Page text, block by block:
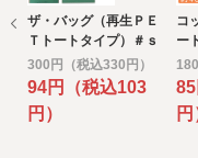
e) 個人情報の取扱いの
取得した個人情報の
とがあります。
その場合には、当社
ザ・バッグ（再生ＰＥ
Ｔトートタイプ）＃ｓ
ｕｓｔａｉｎａｂｌｅ
300円（税込330円）
94円（税込103
円）
コ
ー
円